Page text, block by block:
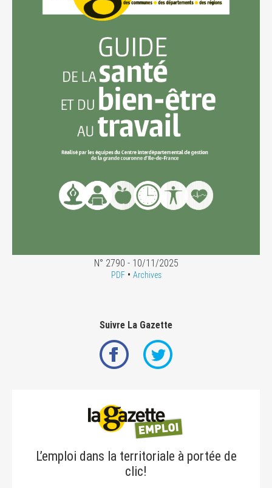
N° 2790 - 10/11/2025
PDF• Archives
Suivre La Gazette
L’emploi dans la territoriale à portée de
clic!